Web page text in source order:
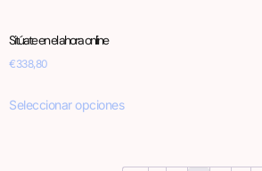
Sitúate en el ahora online
€338,80
Seleccionar opciones